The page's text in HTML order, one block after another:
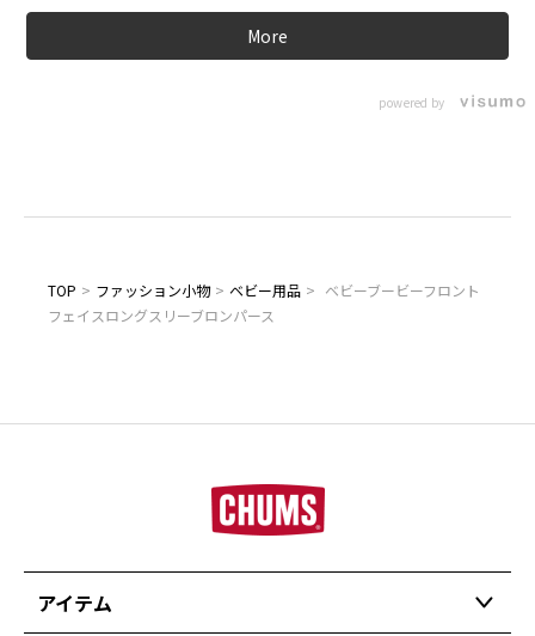
More
powered by
TOP > ファッション小物 > ベビー用品 > ベビーブービーフロント
フェイスロングスリーブロンパース
アイテム